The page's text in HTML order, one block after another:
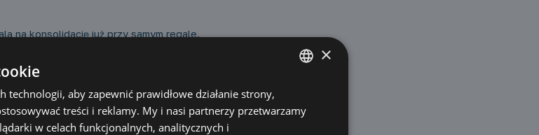
na konsolidację już przy samym regale.
Co ważniejsze, w tym systemie może
doborze towarów, szczególnie przy
zlecenia kompletacyjnego.
i niskie koszty inwestycji. Wadą
potrzebny na proces. Istnieje
ENGLISH
×
aby zapewnić prawidłowe działanie strony,
treści i reklamy. My i nasi partnerzy przetwarzamy
w celach funkcjonalnych, analitycznych i